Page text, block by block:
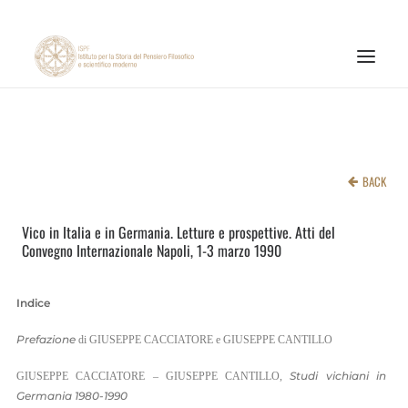
NOTIZIE ED EVENTI
CNR
PAGINA FACEBOOK ISPF
PAGINA INSTAGRAM ISPF
BACK
Vico in Italia e in Germania. Letture e prospettive. Atti del
Convegno Internazionale Napoli, 1-3 marzo 1990
Indice
Prefazione di GIUSEPPE CACCIATORE e GIUSEPPE CANTILLO
GIUSEPPE CACCIATORE – GIUSEPPE CANTILLO,Studi vichiani in
Germania 1980-1990